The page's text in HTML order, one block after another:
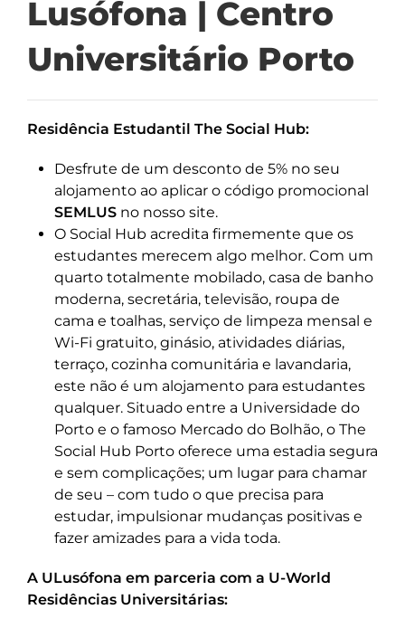
Lusófona | Centro
Universitário Porto
Residência Estudantil The Social Hub:
Desfrute de um desconto de 5% no seu
alojamento ao aplicar o código promocional
SEMLUS no nosso site.
O Social Hub acredita firmemente que os
estudantes merecem algo melhor. Com um
quarto totalmente mobilado, casa de banho
moderna, secretária, televisão, roupa de
cama e toalhas, serviço de limpeza mensal e
Wi-Fi gratuito, ginásio, atividades diárias,
terraço, cozinha comunitária e lavandaria,
este não é um alojamento para estudantes
qualquer. Situado entre a Universidade do
Porto e o famoso Mercado do Bolhão, o The
Social Hub Porto oferece uma estadia segura
e sem complicações; um lugar para chamar
de seu – com tudo o que precisa para
estudar, impulsionar mudanças positivas e
fazer amizades para a vida toda.
A ULusófona em parceria com a U-World
Residências Universitárias: